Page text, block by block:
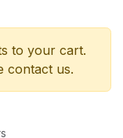
to your cart.
contact us.